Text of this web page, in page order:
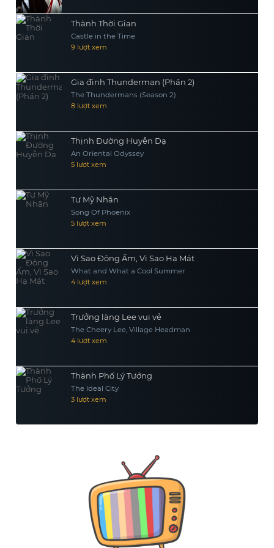
Thành Thời Gian
Castle in the Time
9 lượt xem
Gia đình Thunderman (Phần 2)
The Thundermans (Season 2)
8 lượt xem
Thịnh Đường Huyễn Dạ
An Oriental Odyssey
5 lượt xem
Tư Mỹ Nhân
Song Of Phoenix
5 lượt xem
Vì Sao Đông Ấm, Vì Sao Hạ Mát
What and What a Cool Summer
4 lượt xem
Trưởng làng Lee vui vẻ
The Cheery Lee, Village Headman
4 lượt xem
Thành Phố Lý Tưởng
The Ideal City
3 lượt xem